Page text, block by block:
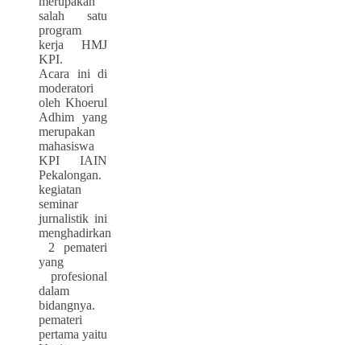
salah satu
program
kerja HMJ
KPI.
Acara ini di
moderatori
oleh Khoerul
Adhim yang
merupakan
mahasiswa
KPI IAIN
Pekalongan.
kegiatan
seminar
jurnalistik ini
menghadirkan
2 pemateri
yang
profesional
dalam
bidangnya.
pemateri
pertama yaitu